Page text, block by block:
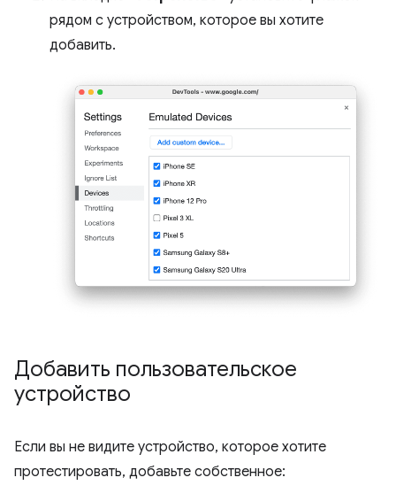
рядом с устройством, которое вы хотите
добавить.
Добавить пользовательское
устройство
Если вы не видите устройство, которое хотите
протестировать, добавьте собственное: